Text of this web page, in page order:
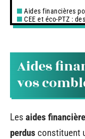
Aides financières
CEE et éco-PTZ :
Aides
vos
Les aides
perdus constituent